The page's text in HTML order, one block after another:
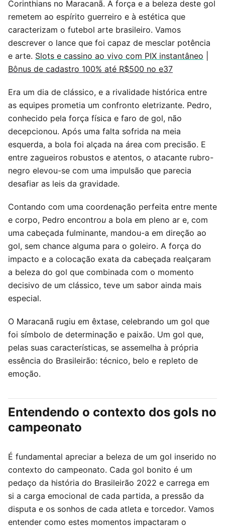
Corinthians no Maracanã. A força e a beleza deste gol
remetem ao espírito guerreiro e à estética que
caracterizam o futebol arte brasileiro. Vamos
descrever o lance que foi capaz de mesclar potência
e arte. Slots e cassino ao vivo com PIX instantâneo
Bônus de cadastro 100% até R$500 no e37
Era um dia de clássico, e a rivalidade histórica entre
as equipes prometia um confronto eletrizante. Pedro,
conhecido pela força física e faro de gol, não
decepcionou. Após uma falta sofrida na meia
esquerda, a bola foi alçada na área com precisão. E
entre zagueiros robustos e atentos, o atacante rubro-
negro elevou-se com uma impulsão que parecia
desafiar as leis da gravidade.
Contando com uma coordenação perfeita entre mente
e corpo, Pedro encontrou a bola em pleno ar e, com
uma cabeçada fulminante, mandou-a em direção ao
gol, sem chance alguma para o goleiro. A força do
impacto e a colocação exata da cabeçada realçaram
a beleza do gol que combinada com o momento
decisivo de um clássico, teve um sabor ainda mais
especial.
O Maracanã rugiu em êxtase, celebrando um gol que
foi símbolo de determinação e paixão. Um gol que,
pelas suas características, se assemelha à própria
essência do Brasileirão: técnico, belo e repleto de
emoção.
Entendendo o contexto dos gols no
campeonato
É fundamental apreciar a beleza de um gol inserido no
contexto do campeonato. Cada gol bonito é um
pedaço da história do Brasileirão 2022 e carrega em
si a carga emocional de cada partida, a pressão da
disputa e os sonhos de cada atleta e torcedor. Vamos
entender como estes momentos impactaram o